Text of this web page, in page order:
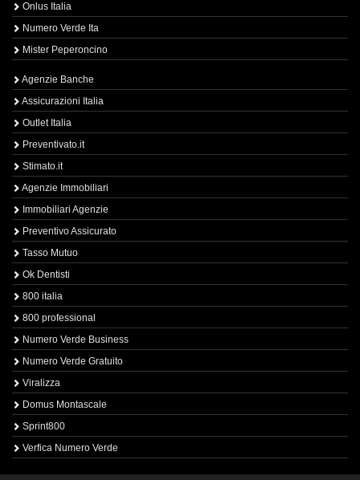
Onlus Italia
Numero Verde Ita
Mister Peperoncino
Agenzie Banche
Assicurazioni Italia
Outlet Italia
Preventivato.it
Stimato.it
Agenzie Immobiliari
Immobiliari Agenzie
Preventivo Assicurato
Tasso Mutuo
Ok Dentisti
800 italia
800 professional
Numero Verde Business
Numero Verde Gratuito
Viralizza
Domus Montascale
Sprint800
Verfica Numero Verde